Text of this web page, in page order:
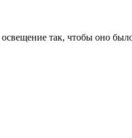
так, чтобы оно